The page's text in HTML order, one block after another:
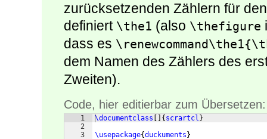
zurücksetzenden Zählern für
definiert \the1 (also \thefigure
dass es
dem Namen des Zählers des
Zweiten).
Code, hier editierbar zum Übersetzen:
1
2
3
\documentclass { scrartcl }
\usepackage{duckuments }